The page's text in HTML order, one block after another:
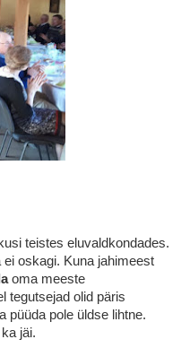
teistes eluvaldkondades.
oskagi. Kuna jahimeest
oma meeste
tegutsejad olid päris
püüda pole üldse lihtne.
jäi.